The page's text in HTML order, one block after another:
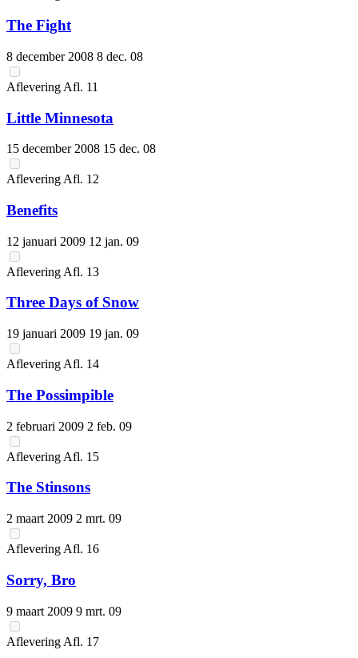
The Fight
8 december 2008 8 dec. 08
Aflevering Afl. 11
Little Minnesota
15 december 2008 15 dec. 08
Aflevering Afl. 12
Benefits
12 januari 2009 12 jan. 09
Aflevering Afl. 13
Three Days of Snow
19 januari 2009 19 jan. 09
Aflevering Afl. 14
The Possimpible
2 februari 2009 2 feb. 09
Aflevering Afl. 15
The Stinsons
2 maart 2009 2 mrt. 09
Aflevering Afl. 16
Sorry, Bro
9 maart 2009 9 mrt. 09
Aflevering Afl. 17